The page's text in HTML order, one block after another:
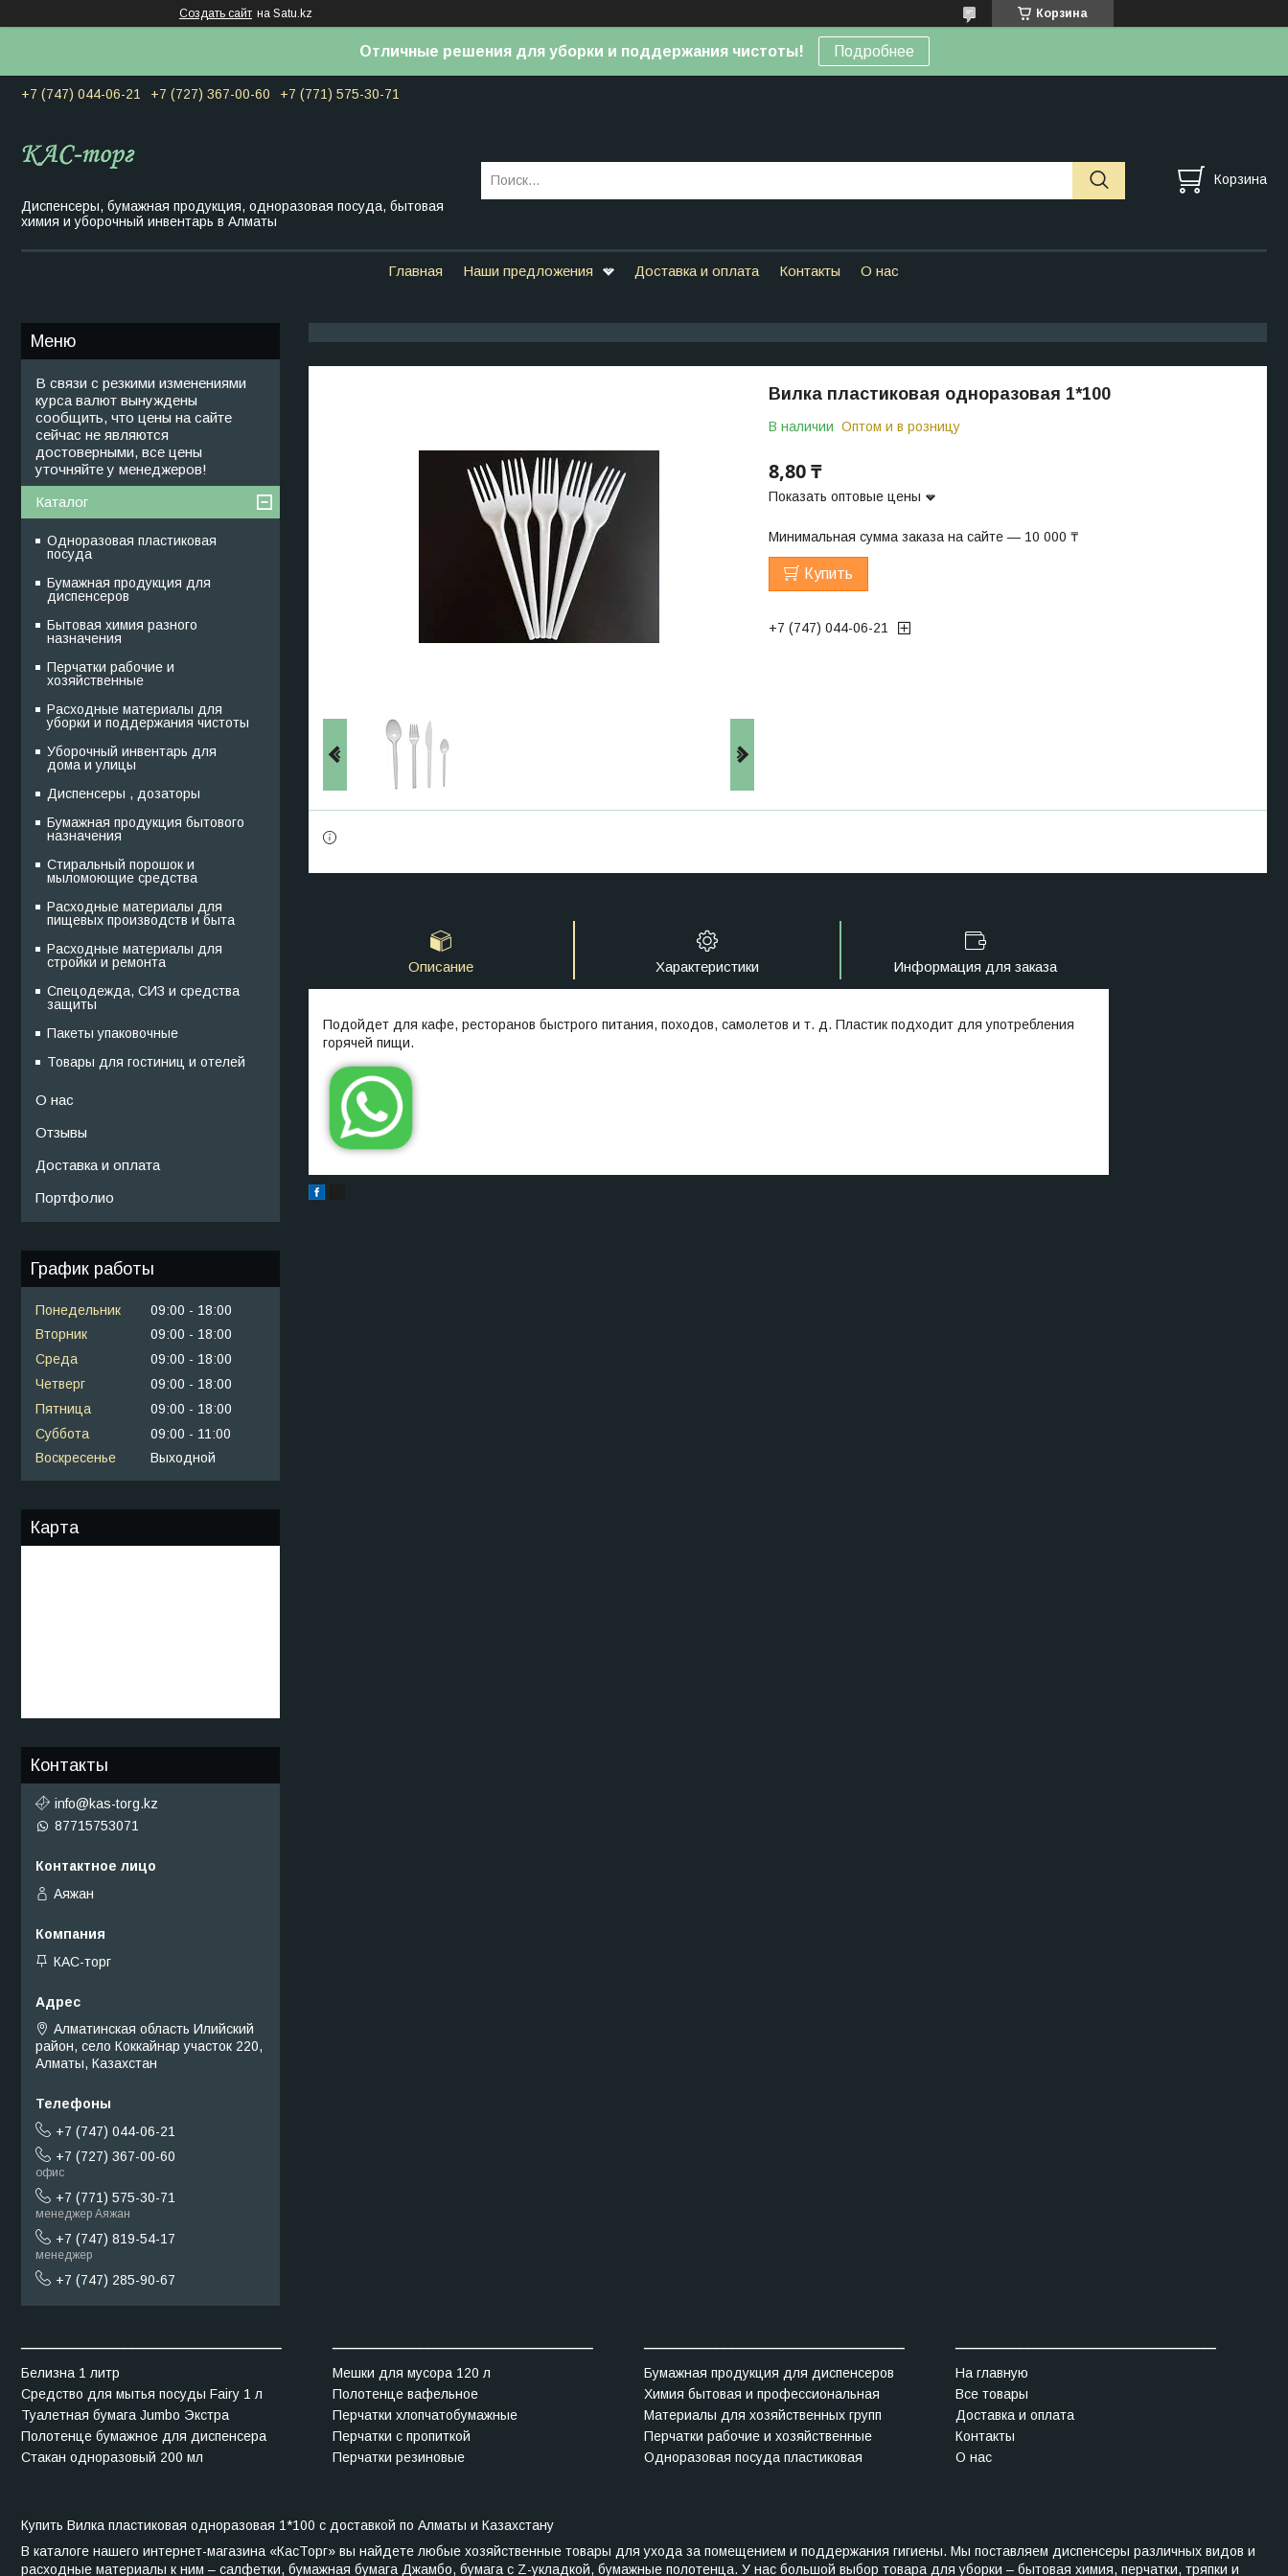
Создать сайт на Satu.kz Корзина
Отличные решения для уборки и поддержания чистоты! Подробнее
+7 (747) 044-06-21 +7 (727) 367-00-60 +7 (771) 575-30-71
Диспенсеры, бумажная продукция, одноразовая посуда, бытовая
химия и уборочный инвентарь в Алматы
Корзина
Главная Наши предложения Доставка и оплата Контакты О нас
Вилка пластиковая одноразовая 1*100
В наличии Оптом и в розницу
8,80 ₸
Показать оптовые цены
Минимальная сумма заказа на сайте — 10 000 ₸
Купить
+7 (747) 044-06-21
Описание Характеристики Информация для заказа
Подойдет для кафе, ресторанов быстрого питания, походов, самолетов и т. д. Пластик подходит для употребления
горячей пищи.
В связи с резкими изменениями
курса валют вынуждены
сообщить, что цены на сайте
сейчас не являются
достоверными, все цены
уточняйте у менеджеров!
Каталог
Одноразовая пластиковая
посуда
Бумажная продукция для
диспенсеров
Бытовая химия разного
назначения
Перчатки рабочие и
хозяйственные
Расходные материалы для
уборки и поддержания чистоты
Уборочный инвентарь для
дома и улицы
Диспенсеры , дозаторы
Бумажная продукция бытового
назначения
Стиральный порошок и
мыломоющие средства
Расходные материалы для
пищевых производств и быта
Расходные материалы для
стройки и ремонта
Спецодежда, СИЗ и средства
защиты
Пакеты упаковочные
Товары для гостиниц и отелей
О нас
Отзывы
Доставка и оплата
Портфолио
График работы
Понедельник 09:00
18:00
Вторник
09:00
18:00
Среда
09:00
18:00
Четверг
09:00
18:00
Пятница
09:00
18:00
Суббота
09:00
11:00
Воскресенье
Выходной
Карта
Контакты
info@kas-torg.kz
87715753071
Аяжан
КАС-торг
Алматинская область Илийский
район, село Коккайнар участок 220,
Алматы, Казахстан
+7 (747) 044-06-21
+7 (727) 367-00-60
офис
+7 (771) 575-30-71
менеджер Аяжан
+7 (747) 819-54-17
менеджер
+7 (747) 285-90-67
Белизна 1 литр
Средство для мытья посуды Fairy 1 л
Туалетная бумага Jumbo Экстра
Полотенце бумажное для диспенсера
Стакан одноразовый 200 мл
Мешки для мусора 120 л
Полотенце вафельное
Перчатки хлопчатобумажные
Перчатки с пропиткой
Перчатки резиновые
Бумажная продукция для диспенсеров
Химия бытовая и профессиональная
Материалы для хозяйственных групп
Перчатки рабочие и хозяйственные
Одноразовая посуда пластиковая
На главную
Все товары
Доставка и оплата
Контакты
О нас
Купить Вилка пластиковая одноразовая 1*100 с доставкой по Алматы и Казахстану
В каталоге нашего интернет-магазина «КасТорг» вы найдете любые хозяйственные товары для ухода за помещением и поддержания гигиены. Мы поставляем диспенсеры различных видов и
расходные материалы к ним – салфетки, бумажная бумага Джамбо, бумага с Z-укладкой, бумажные полотенца. У нас большой выбор товара для уборки – бытовая химия, перчатки, тряпки и